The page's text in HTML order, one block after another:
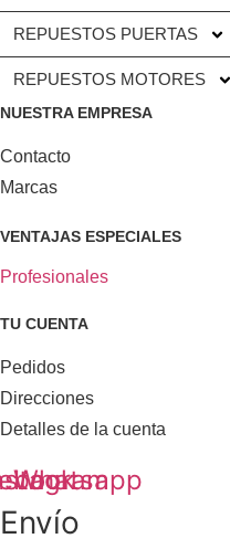
REPUESTOS PUERTAS
REPUESTOS MOTORES
NUESTRA EMPRESA
Contacto
Marcas
VENTAJAS ESPECIALES
Profesionales
TU CUENTA
Pedidos
Direcciones
Detalles de la cuenta
Whatsapp
Envío